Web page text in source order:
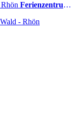
Ferienzentrum Rauenstein
- Rhön